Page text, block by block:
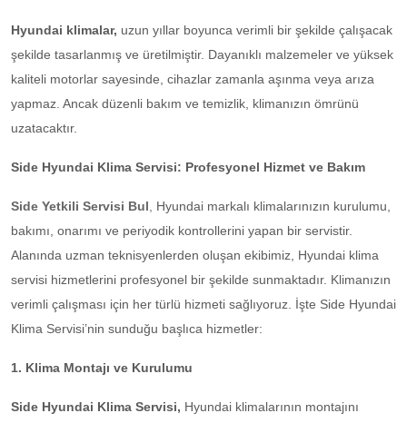
Hyundai klimalar, uzun yıllar boyunca verimli bir şekilde çalışacak
şekilde tasarlanmış ve üretilmiştir. Dayanıklı malzemeler ve yüksek
kaliteli motorlar sayesinde, cihazlar zamanla aşınma veya arıza
yapmaz. Ancak düzenli bakım ve temizlik, klimanızın ömrünü
uzatacaktır.
Side Hyundai Klima Servisi: Profesyonel Hizmet ve Bakım
Side Yetkili Servisi Bul, Hyundai markalı klimalarınızın kurulumu,
bakımı, onarımı ve periyodik kontrollerini yapan bir servistir.
Alanında uzman teknisyenlerden oluşan ekibimiz, Hyundai klima
servisi hizmetlerini profesyonel bir şekilde sunmaktadır. Klimanızın
verimli çalışması için her türlü hizmeti sağlıyoruz. İşte Side Hyundai
Klima Servisi’nin sunduğu başlıca hizmetler:
1. Klima Montajı ve Kurulumu
Side Hyundai Klima Servisi, Hyundai klimalarının montajını